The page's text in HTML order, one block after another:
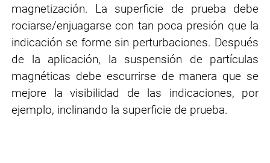
magnetización. La superficie de prueba debe
rociarse/enjuagarse con tan poca presión que la
indicación se forme sin perturbaciones. Después
de la aplicación, la suspensión de partículas
magnéticas debe escurrirse de manera que se
mejore la visibilidad de las indicaciones, por
ejemplo, inclinando la superficie de prueba.